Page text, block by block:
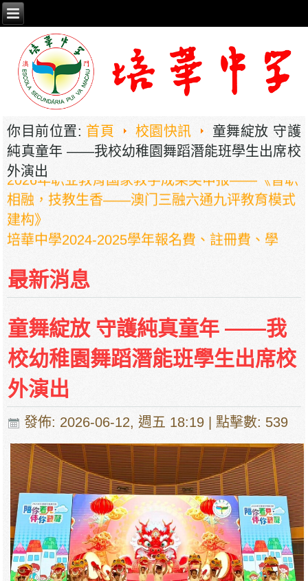
你目前位置: 首頁 校園快訊
童舞綻放 守護
純真童年 ——我校幼稚園舞蹈潛能班學生出席校
外演出
2026年职业教育国家教学成果奖申报——《普职
相融，技教生香——澳门三融六通九评教育模式
建构》
培華中學2024-2025學年報名費、註冊費、學
項目
培華中學收費項目一覽表
停課通知
最新消息
童舞綻放 守護純真童年 ——我
校幼稚園舞蹈潛能班學生出席校
外演出
發佈: 2026-06-12, 週五 18:19 | 點擊數: 539